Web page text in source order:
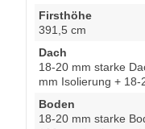
Firsthöhe
391,5 cm
Dach
18-20 mm starke
mm Isolierung + 18-
Boden
18-20 mm starke